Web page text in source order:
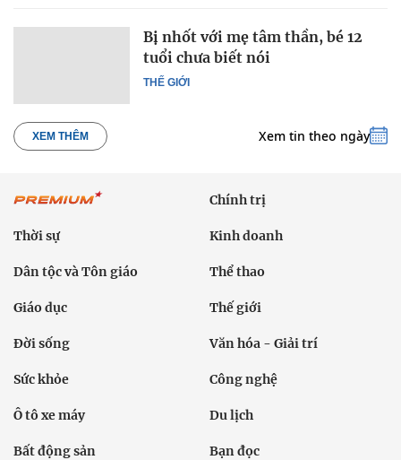
THẾ GIỚI
Bị nhốt với mẹ tâm thần, bé 12
tuổi chưa biết nói
XEM THÊM Xem tin theo ngày
Chính trị
Thời sự Kinh doanh
Dân tộc và Tôn giáo Thể thao
Giáo dục Thế giới
Đời sống Văn hóa - Giải trí
Sức khỏe Công nghệ
Ô tô xe máy Du lịch
Bất động sản Bạn đọc